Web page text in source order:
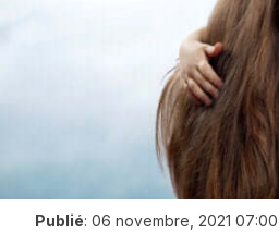
Publié: 06 novembre, 2021 07:00